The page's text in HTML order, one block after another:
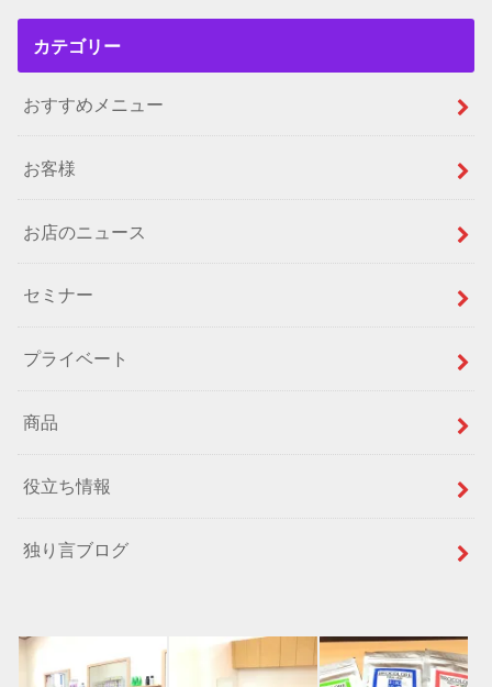
カテゴリー
おすすめメニュー
お客様
お店のニュース
セミナー
プライベート
商品
役立ち情報
独り言ブログ